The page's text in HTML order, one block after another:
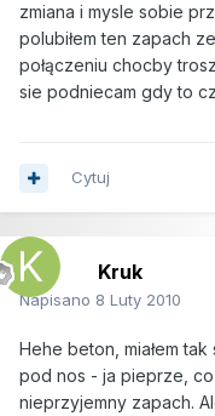
zmiana i mysle sobie
polubiłem ten zapach
połączeniu chocby
sie podniecam gdy to
Cytuj
Kruk
Napisano 8 Luty 2010
Hehe beton, miałem
pod nos - ja pieprze,
nieprzyjemny zapach.